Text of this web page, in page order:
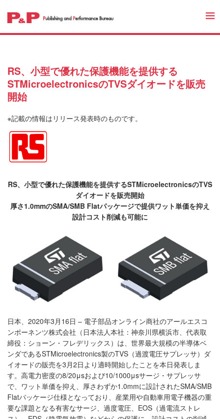
RS、小型で優れた保護機能を提供する
STMicroelectronicsのTVSダイオードを販売
開始
※記載の情報はリリース発表時のものです。
RS、小型で優れた保護機能を提供するSTMicroelectronicsのTVS
ダイオードを販売開始
厚さ1.0mmのSMA/SMB Flatパッケージで提供ワット単価を抑え
設計コスト削減も可能に
日本、2020年3月16日 – 電子部品オンライン商社のアールエスコ
ンポーネンツ株式会社（日本法人本社：神奈川県横浜市、代表取
締役：ショーン・フレデリックス）は、世界最大規模の半導体ベ
ンダであるSTMicroelectronics製のTVS（過渡電圧サプレッサ）ダ
イオードの販売を3月2日より適時開始したことを本日発表しま
す。高電力密度の8/20μsおよび10/1000μsサージ・サプレッサ
で、ワット単価を抑え、厚さわずか1.0mmに設計されたSMA/SMB
Flatパッケージ仕様となっており、産業用や自動車用電子機器の重
要な課題となる有害なサージ、過度電圧、EOS（過電流ストレ